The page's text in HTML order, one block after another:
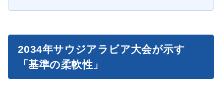
2034年サウジアラビア大会が示す
「基準の柔軟性」